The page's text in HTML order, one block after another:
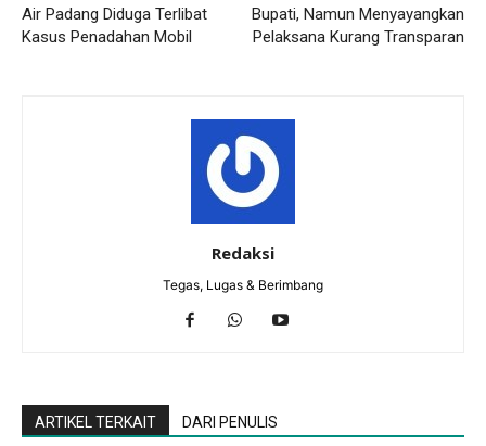
Air Padang Diduga Terlibat
Kasus Penadahan Mobil
Bupati, Namun Menyayangkan
Pelaksana Kurang Transparan
Redaksi
Tegas, Lugas & Berimbang
ARTIKEL TERKAIT DARI PENULIS